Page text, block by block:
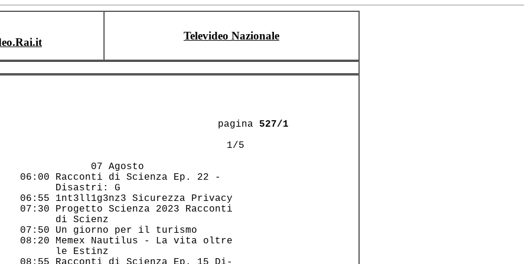
Televideo Nazionale
					 pagina
527/1
                                    1/5
             07 Agosto
06:00 Racconti di Scienza Ep. 22 -
       Disastri: G
06:55 1nt3ll1g3nz3 Sicurezza Privacy
07:30 Progetto Scienza 2023 Racconti
       di Scienz
07:50 Un giorno per il turismo
08:20 Memex Nautilus - La vita oltre
       le Estinz